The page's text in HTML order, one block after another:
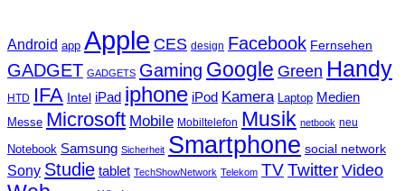
Android app Apple CES design Facebook Fernsehen
GADGET GADGETS Gaming Google Green Handy
HTD IFA Intel iPad iphone iPod Kamera Laptop Medien
Messe Microsoft Mobile Mobiltelefon Musik netbook neu
Notebook Samsung Sicherheit Smartphone social network
Sony Studie tablet TechShowNetwork Telekom TVTwitter Video